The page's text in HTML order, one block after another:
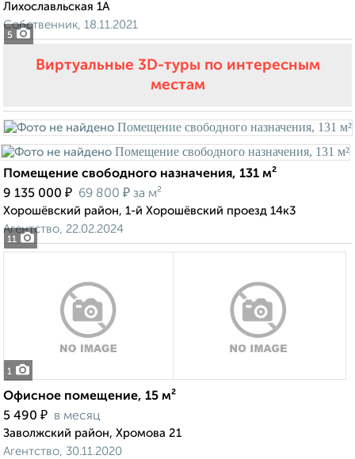
5
Лихославльская 1А
Собственник, 18.11.2021
Виртуальные 3D-туры по интересным
местам
11
Помещение свободного назначения, 131 м²
9 135 000 ₽ 69 800 ₽ за м²
Хорошёвский район, 1-й Хорошёвский проезд 14к3
Агентство, 22.02.2024
1
Офисное помещение, 15 м²
5 490 ₽ в месяц
Заволжский район, Хромова 21
Агентство, 30.11.2020